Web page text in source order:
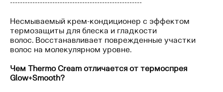
-----------------------------------------------------
Несмываемый крем-кондиционер с эффектом
термозащиты для блеска и гладкости
волос. Восстанавливает поврежденные участки
волос на молекулярном уровне.
Чем Thermo Cream отличается от термоспрея
Glow+Smooth?